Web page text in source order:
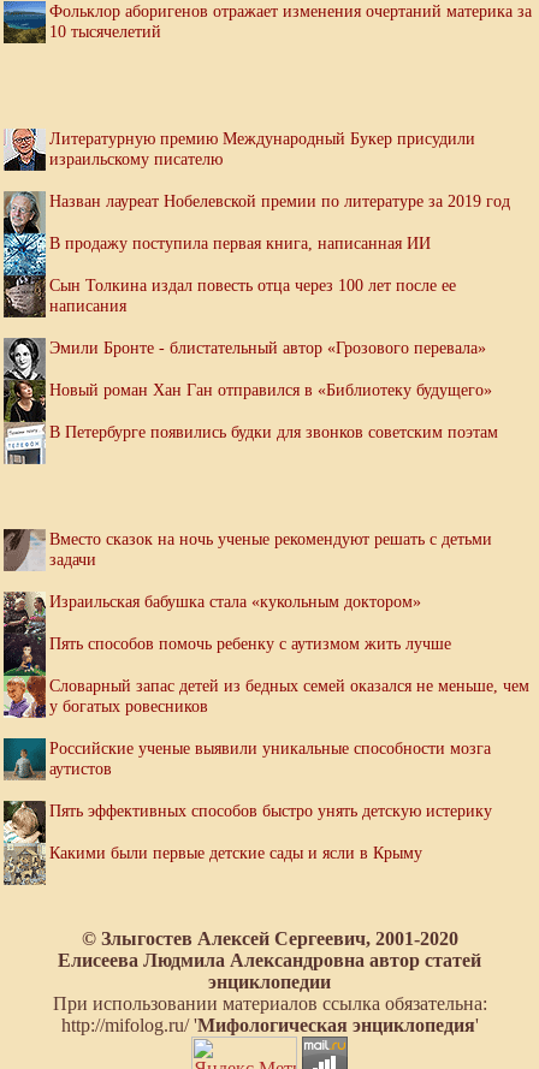
Фольклор аборигенов отражает изменения очертаний материка за
10 тысячелетий
Литературную премию Международный Букер присудили
израильскому писателю
Назван лауреат Нобелевской премии по литературе за 2019 год
В продажу поступила первая книга, написанная ИИ
Сын Толкина издал повесть отца через 100 лет после ее
написания
Эмили Бронте - блистательный автор «Грозового перевала»
Новый роман Хан Ган отправился в «Библиотеку будущего»
В Петербурге появились будки для звонков советским поэтам
Вместо сказок на ночь ученые рекомендуют решать с детьми
задачи
Израильская бабушка стала «кукольным доктором»
Пять способов помочь ребенку с аутизмом жить лучше
Словарный запас детей из бедных семей оказался не меньше, чем
у богатых ровесников
Российские ученые выявили уникальные способности мозга
аутистов
Пять эффективных способов быстро унять детскую истерику
Какими были первые детские сады и ясли в Крыму
© Злыгостев Алексей Сергеевич, 2001-2020
Елисеева Людмила Александровна автор статей
энциклопедии
При использовании материалов ссылка обязательна:
http://mifolog.ru/ 'Мифологическая энциклопедия'